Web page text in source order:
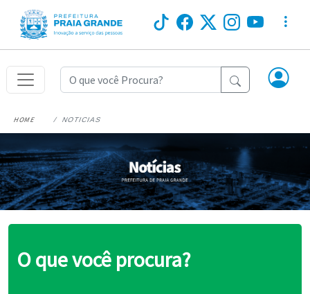
HOME NOTICIAS
O que você procura?